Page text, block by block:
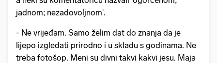
jadnom; nezadovoljnom'.
- Ne vrijeđam. Samo želim dat do znanja da je
lijepo izgledati prirodno i u skladu s godinama. Ne
treba fotošop. Meni su divni takvi kakvi jesu. Maja